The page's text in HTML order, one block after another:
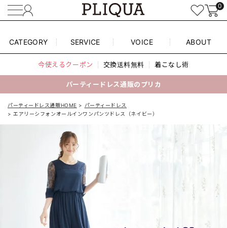
0
CATEGORY SERVICE VOICE ABOUT
今使えるクーポン 交換送料無料 着こなし術
パーティードレス通販のプリカ
パーティードレス通販HOME
パーティードレス
エアリーシフォンオールインワンパンツドレス（ネイビー）